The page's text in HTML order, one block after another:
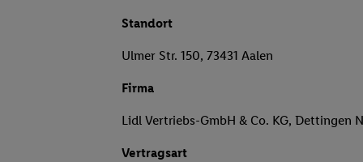
Standort
Ulmer Str. 150, 73431 Aalen
Firma
Lidl Vertriebs-GmbH & Co. KG, Dettingen
Vertragsart